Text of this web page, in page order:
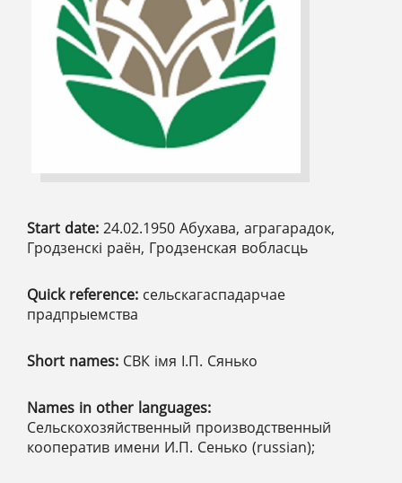
Start date: 24.02.1950 Абухава, аграгарадок,
Гродзенскі раён, Гродзенская вобласць
Quick reference: сельскагаспадарчае
прадпрыемства
Short names: СВК імя І.П. Сянько
Names in other languages:
Сельскохозяйственный производственный
кооператив имени И.П. Сенько (russian);